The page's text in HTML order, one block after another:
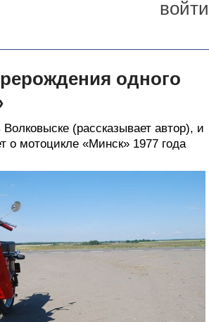
войти
одного
(рассказывает автор), и
о мотоцикле «Минск» 1977 года